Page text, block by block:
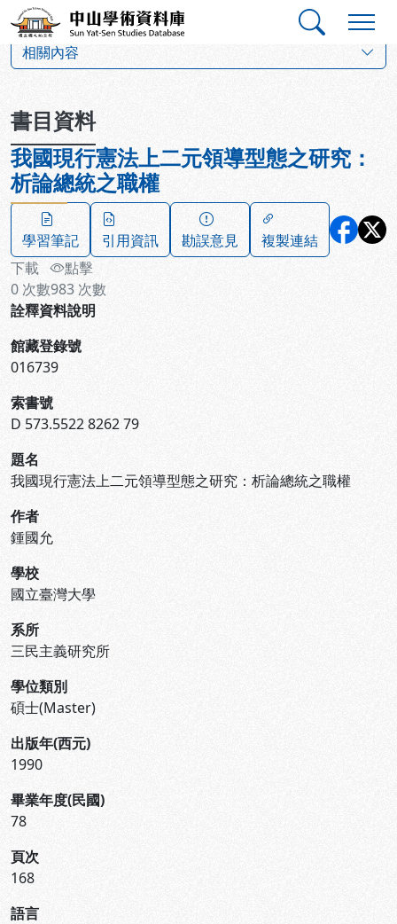
跳到主要內容
中山學術資料庫
相關內容
書目資料
我國現行憲法上二元領導型態之研究：
析論總統之職權
學習筆記 引用資訊 勘誤意見
複製連結
下載
0 次數
點擊
983 次數
詮釋資料說明
館藏登錄號
016739
索書號
D 573.5522 8262 79
題名
我國現行憲法上二元領導型態之研究：析論總統之職權
作者
鍾國允
學校
國立臺灣大學
系所
三民主義研究所
學位類別
碩士(Master)
出版年(西元)
1990
畢業年度(民國)
78
頁次
168
語言